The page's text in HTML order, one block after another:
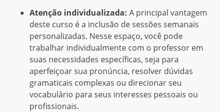
Atenção individualizada: A principal vantagem
deste curso é a inclusão de sessões semanais
personalizadas. Nesse espaço, você pode
trabalhar individualmente com o professor em
suas necessidades específicas, seja para
aperfeiçoar sua pronúncia, resolver dúvidas
gramaticais complexas ou direcionar seu
vocabulário para seus interesses pessoais ou
profissionais.